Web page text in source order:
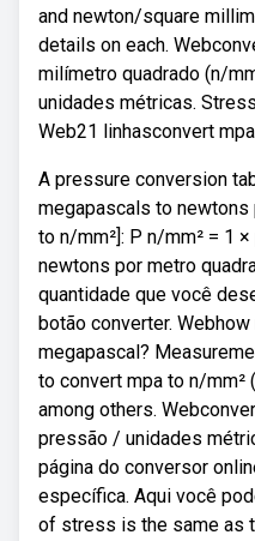
and newton/square
details on each.
milímetro quadrado (n/
unidades métricas.
Web21 linhasconvert
A pressure conversion
megapascals to
to n/mm²]: P n/mm² = 1
newtons por metro
quantidade que você
botão converter.
megapascal?
to convert mpa to n/mm²
among others.
pressão / unidades
página do conversor
específica. Aqui você
of stress is the same as